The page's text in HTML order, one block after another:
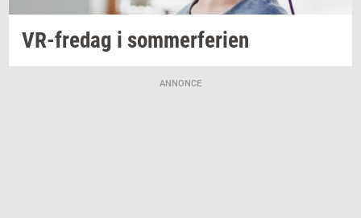
VR-​fredag i som­mer­fe­ri­en
ANNONCE